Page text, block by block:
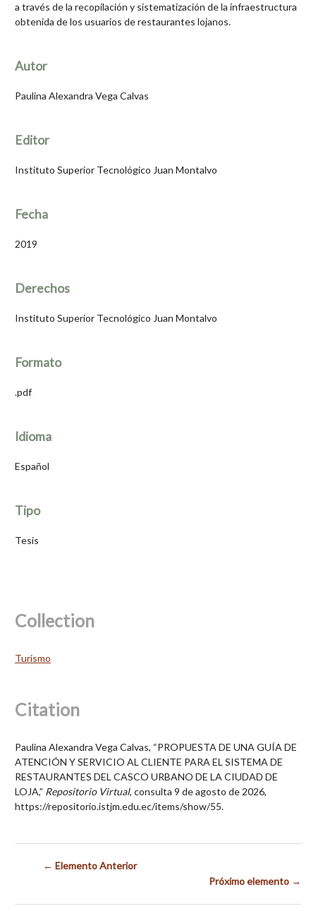
a través de la recopilación y sistematización de la infraestructura
obtenida de los usuarios de restaurantes lojanos.
Autor
Paulina Alexandra Vega Calvas
Editor
Instituto Superior Tecnológico Juan Montalvo
Fecha
2019
Derechos
Instituto Superior Tecnológico Juan Montalvo
Formato
.pdf
Idioma
Español
Tipo
Tesis
Collection
Turismo
Citation
Paulina Alexandra Vega Calvas, “PROPUESTA DE UNA GUÍA DE
ATENCIÓN Y SERVICIO AL CLIENTE PARA EL SISTEMA DE
RESTAURANTES DEL CASCO URBANO DE LA CIUDAD DE
LOJA,” Repositorio Virtual, consulta 9 de agosto de 2026,
https://repositorio.istjm.edu.ec/items/show/55.
← Elemento Anterior
Próximo elemento →